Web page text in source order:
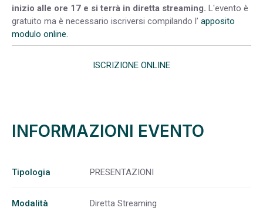
inizio alle ore 17 e si terrà in diretta streaming. L'evento è
gratuito ma è necessario iscriversi compilando l’ apposito
modulo online.
ISCRIZIONE ONLINE
INFORMAZIONI EVENTO
Tipologia PRESENTAZIONI
Modalità Diretta Streaming